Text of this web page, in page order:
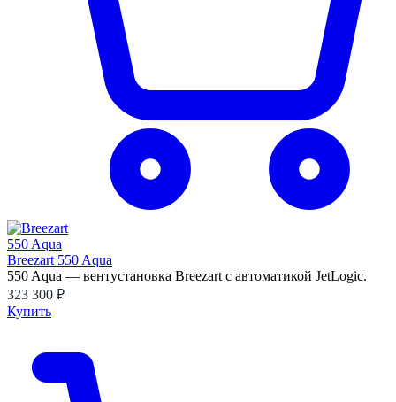
Breezart 550 Aqua
550 Aqua — вентустановка Breezart с автоматикой JetLogic.
323 300 ₽
Купить